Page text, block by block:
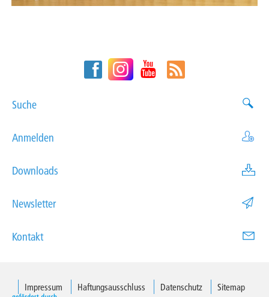
Suche
Anmelden
Downloads
Newsletter
Kontakt
Impressum Haftungsausschluss Datenschutz Sitemap